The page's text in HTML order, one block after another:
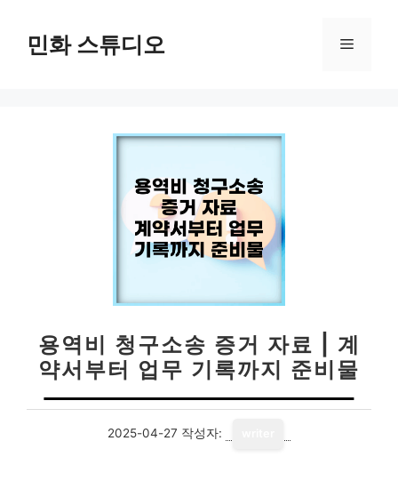
민화 스튜디오 메
용역비 청구소송 증거 자료 | 계
약서부터 업무 기록까지 준비물
2025-04-27 작성자: